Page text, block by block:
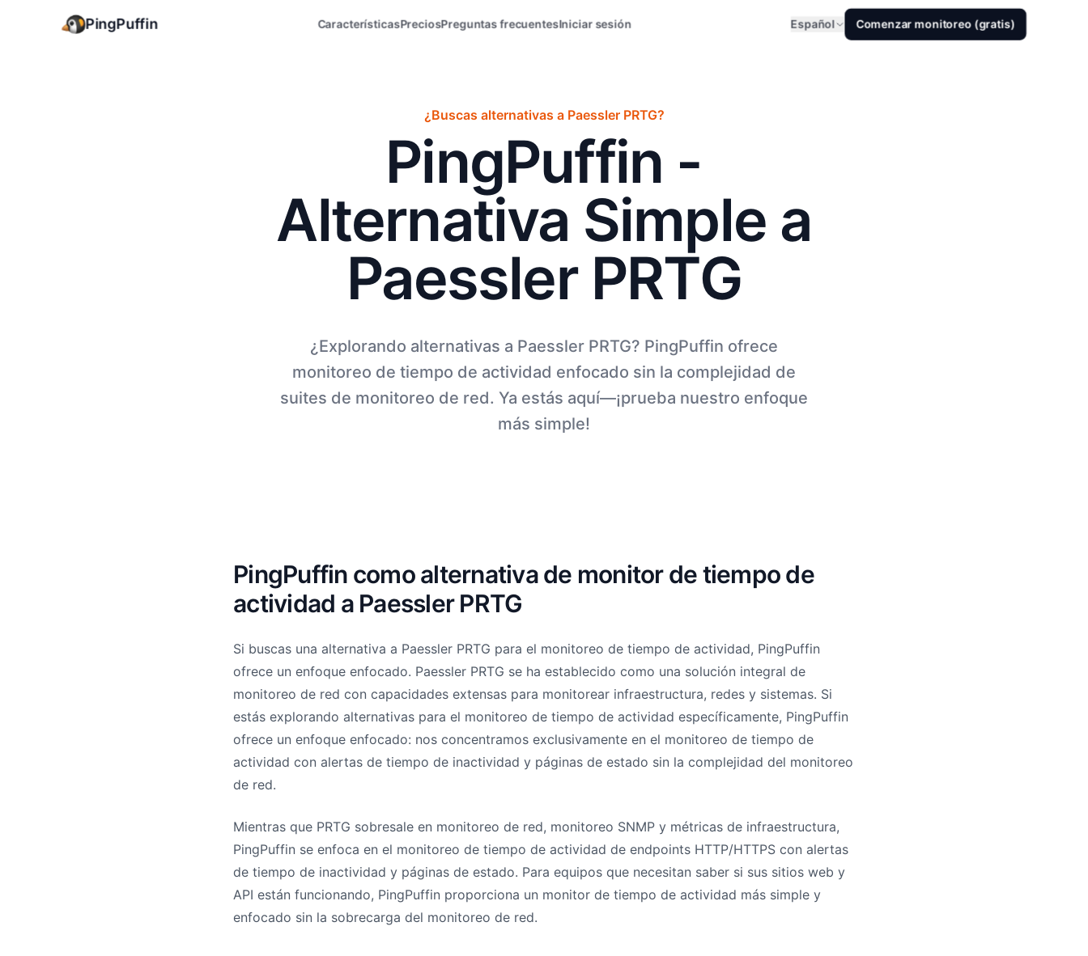
PingPuffin CaracterísticasPreciosPreguntas frecuentesIniciar sesión Español Comenzar monitoreo (gratis)
¿Buscas alternativas a Paessler PRTG?
PingPuffin -
Alternativa Simple a
Paessler PRTG
¿Explorando alternativas a Paessler PRTG? PingPuffin ofrece
monitoreo de tiempo de actividad enfocado sin la complejidad de
suites de monitoreo de red. Ya estás aquí—¡prueba nuestro enfoque
más simple!
PingPuffin como alternativa de monitor de tiempo de
actividad a Paessler PRTG
Si buscas una alternativa a Paessler PRTG para el monitoreo de tiempo de actividad, PingPuffin
ofrece un enfoque enfocado. Paessler PRTG se ha establecido como una solución integral de
monitoreo de red con capacidades extensas para monitorear infraestructura, redes y sistemas. Si
estás explorando alternativas para el monitoreo de tiempo de actividad específicamente, PingPuffin
ofrece un enfoque enfocado: nos concentramos exclusivamente en el monitoreo de tiempo de
actividad con alertas de tiempo de inactividad y páginas de estado sin la complejidad del monitoreo
de red.
Mientras que PRTG sobresale en monitoreo de red, monitoreo SNMP y métricas de infraestructura,
PingPuffin se enfoca en el monitoreo de tiempo de actividad de endpoints HTTP/HTTPS con alertas
de tiempo de inactividad y páginas de estado. Para equipos que necesitan saber si sus sitios web y
API están funcionando, PingPuffin proporciona un monitor de tiempo de actividad más simple y
enfocado sin la sobrecarga del monitoreo de red.